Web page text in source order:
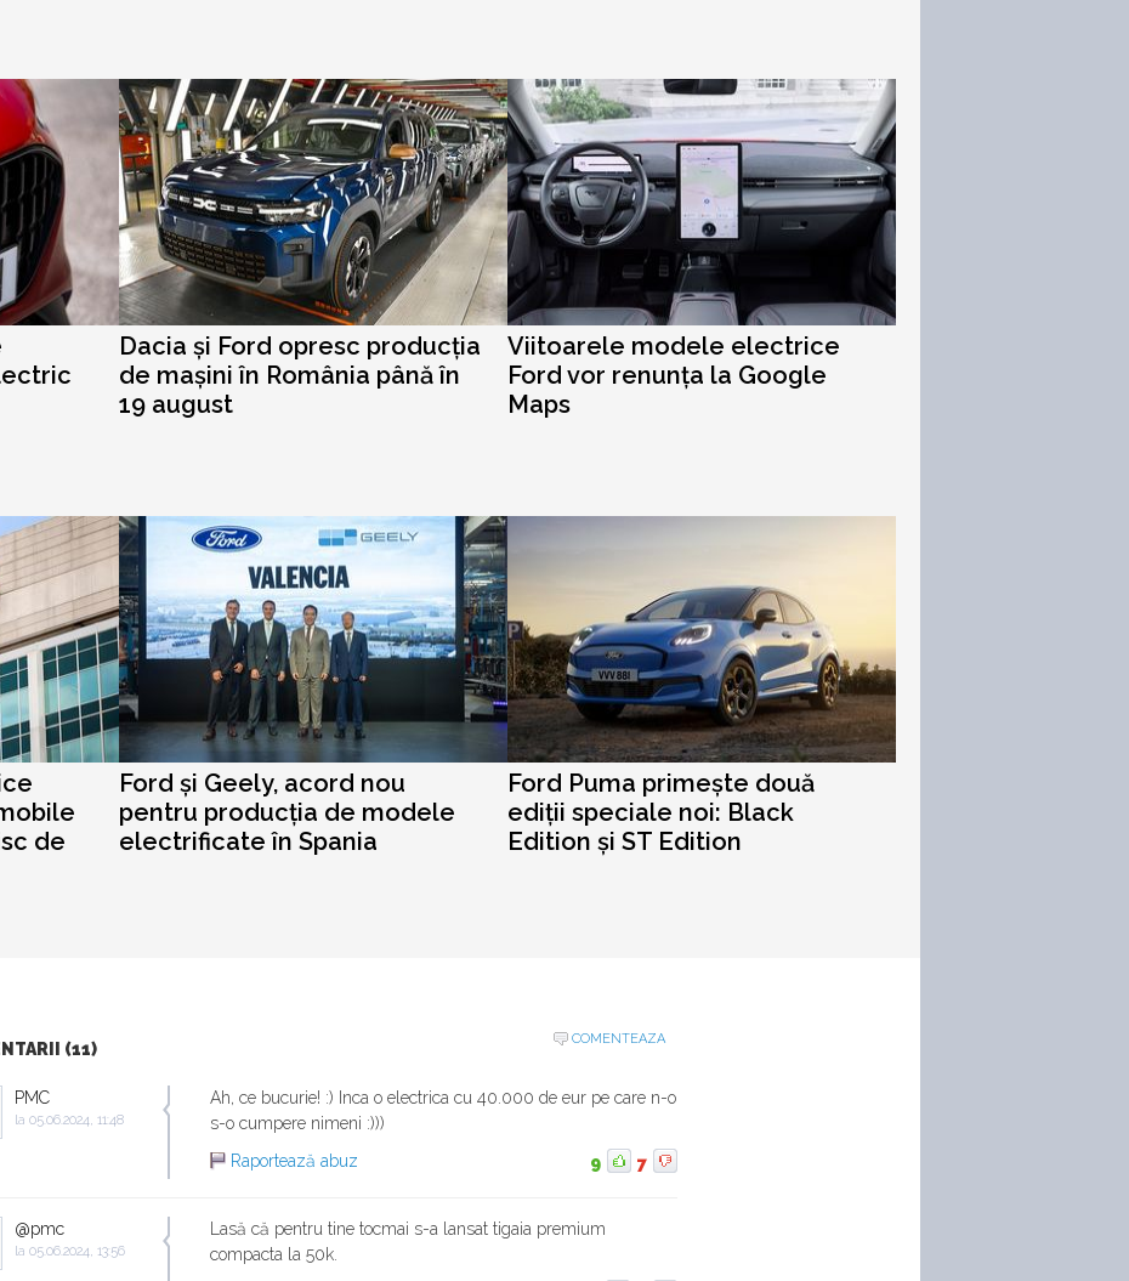
Dacia și Ford opresc producția
de mașini în România până în
19 august
Viitoarele modele electrice
Ford vor renunța la Google
Maps
de
Ford și Geely, acord nou
pentru producția de modele
electrificate în Spania
Ford Puma primește două
ediții speciale noi: Black
Edition și ST Edition
(11)
COMENTEAZA
PMC
la 05.06.2024, 11:48
Ah, ce bucurie! :) Inca o electrica cu 40.000 de eur pe care n-o
s-o cumpere nimeni :)))
Raportează abuz
9 7
@pmc
la 05.06.2024, 13:56
Lasă că pentru tine tocmai s-a lansat tigaia premium
compacta la 50k.